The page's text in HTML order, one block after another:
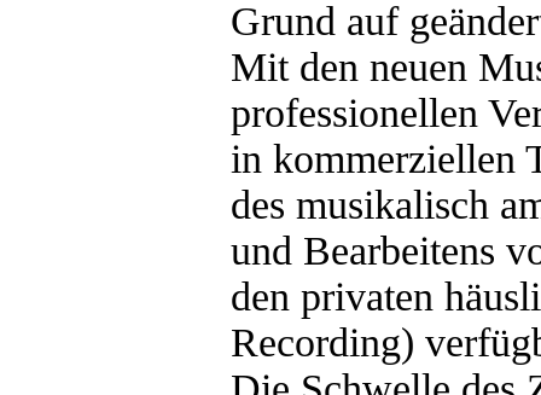
Grund auf
Mit den neuen
professionellen
in kommerziellen
des musikalisch
und Bearbeitens
den privaten
Recording)